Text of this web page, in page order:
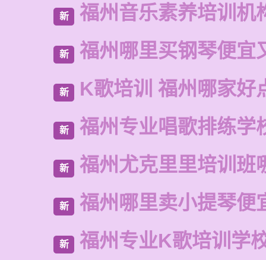
新 福州音乐素养培训机
新 福州哪里买钢琴便宜
新 K歌培训 福州哪家好
新 福州专业唱歌排练学
新 福州尤克里里培训班
新 福州哪里卖小提琴便
新 福州专业K歌培训学